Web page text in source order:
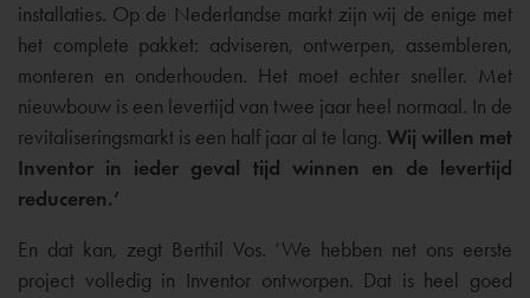
installaties. Op de Nederlandse markt zijn wij de enige met
het complete pakket: adviseren, ontwerpen, assembleren,
monteren en onderhouden. Het moet echter sneller. Met
nieuwbouw is een levertijd van twee jaar heel normaal. In de
revitaliseringsmarkt is een half jaar al te lang. Wij willen met
Inventor in ieder geval tijd winnen en de levertijd
reduceren.’
En dat kan, zegt Berthil Vos. ‘We hebben net ons eerste
project volledig in Inventor ontworpen. Dat is heel goed